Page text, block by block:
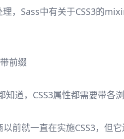
，Sass中有关于CSS3的
前缀
知道，CSS3属性都需要带
前就一直在实施CSS3，但